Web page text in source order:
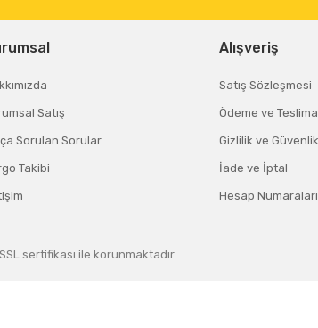
Satış
Sorulan Sorular
Takibi
Alışveriş
Satış Sözleşmesi
Ödeme ve
Gizlilik ve Güvenlik
İade ve İptal
Hesap
sertifikası ile korunmaktadır.